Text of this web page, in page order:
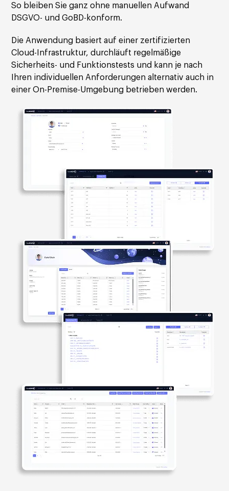
So bleiben Sie ganz ohne manuellen Aufwand
DSGVO- und GoBD-konform.
Die Anwendung basiert auf einer zertifizierten
Cloud-Infrastruktur, durchläuft regelmäßige
Sicherheits- und Funktionstests und kann je nach
Ihren individuellen Anforderungen alternativ auch in
einer On-Premise-Umgebung betrieben werden.